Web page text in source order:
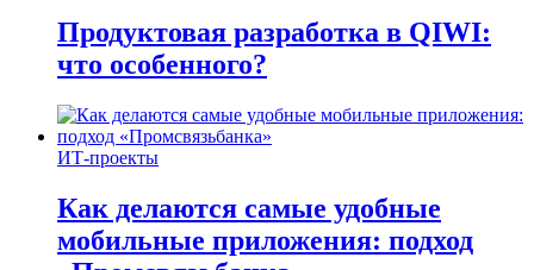
Продуктовая разработка в QIWI:
что особенного?
ИТ-проекты
Как делаются самые удобные
мобильные приложения: подход